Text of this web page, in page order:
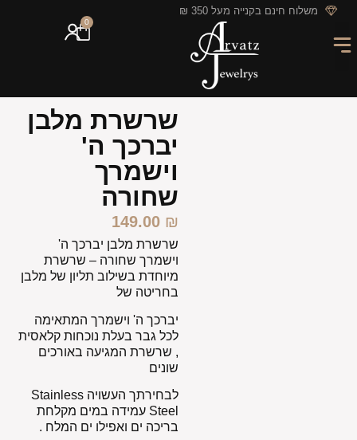
לתוכן משלוח חינם בקנייה מעל 350 ₪
0
שרשרת מלבן
יברכך ה'
וישמרך
שחורה
149.00 ₪
שרשרת מלבן יברכך ה'
וישמרך שחורה – שרשרת
מיוחדת בשילוב תליון של מלבן
בחריטה של
יברכך ה' וישמרך המתאימה
לכל גבר בעלת נוכחות קלאסית
, שרשרת המגיעה באורכים
שונים
לבחירתך העשויה Stainless
Steel עמידה במים מקלחת
בריכה ים ואפילו ים המלח .